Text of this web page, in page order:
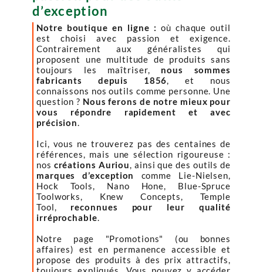
d’exception
Notre boutique en ligne : où chaque outil
est choisi avec passion et exigence.
Contrairement aux généralistes qui
proposent une multitude de produits sans
toujours les maîtriser, nous sommes
fabricants depuis 1856, et nous
connaissons nos outils comme personne. Une
question ? Nous ferons de notre mieux pour
vous répondre rapidement et avec
précision.
Ici, vous ne trouverez pas des centaines de
références, mais une sélection rigoureuse :
nos créations Auriou, ainsi que des outils de
marques d’exception
comme Lie-Nielsen,
Hock Tools, Nano Hone, Blue-Spruce
Toolworks, Knew Concepts, Temple
Tool, reconnues pour leur qualité
irréprochable.
Notre page "Promotions" (ou bonnes
affaires) est en permanence accessible et
propose des produits à des prix attractifs,